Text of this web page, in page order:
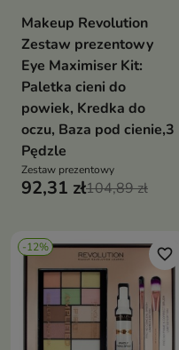
Makeup Revolution
Zestaw prezentowy
Eye Maximiser Kit:
Paletka cieni do
powiek, Kredka do
oczu, Baza pod cienie,3
Pędzle
Zestaw prezentowy
92,31 zł104,89 zł
-12% favorite_border